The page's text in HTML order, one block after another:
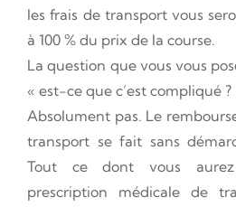
les frais de transport vous
à 100 % du prix de la course.
La question que vous vous
« est-ce que c’est compliqué ?
Absolument pas. Le
transport se fait sans
Tout ce dont vous
prescription médicale de